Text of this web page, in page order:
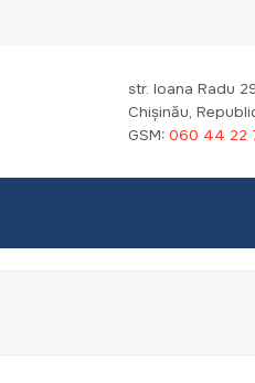
str. Ioana Radu
Chișinău,
GSM: 060 44 22